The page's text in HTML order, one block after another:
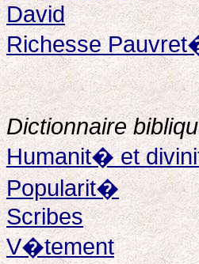
David
Richesse
Dictionnaire
Humanit� et
Popularit�
Scribes
V�tement